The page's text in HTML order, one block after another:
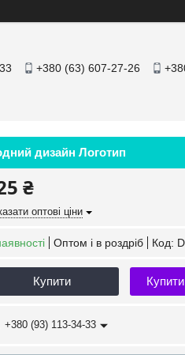
+380 (63) 607-27-26
дизайн Логотип
₴
оптові ціни
Оптом і в роздріб Код:
Купити
+380 (93) 113-34-33